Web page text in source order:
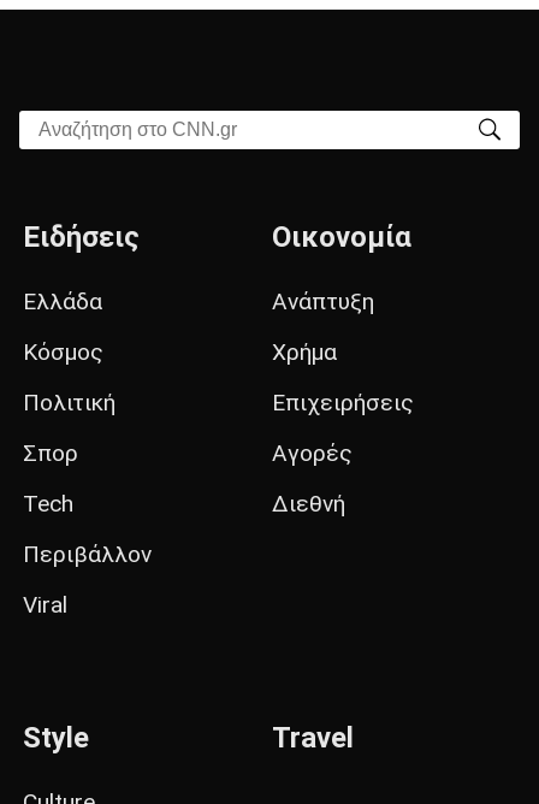
Αναζήτηση στο CNN.gr
Ειδήσεις
Ελλάδα
Κόσμος
Πολιτική
Σπορ
Tech
Περιβάλλον
Viral
Οικονομία
Ανάπτυξη
Χρήμα
Επιχειρήσεις
Αγορές
Διεθνή
Style Travel